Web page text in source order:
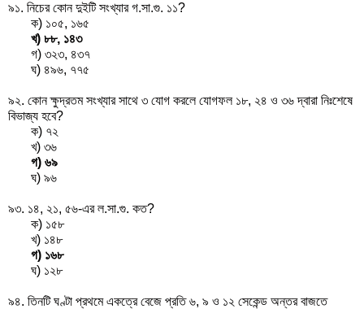
৯১. নিচের কোন দুইটি সংখ্যার গ.সা.গু. ১১?
ক) ১০৫, ১৬৫
খ) ৮৮, ১৪৩
গ) ৩২৩, ৪৩৭
ঘ) ৪৯৬, ৭৭৫
৯২. কোন ক্ষুদ্রতম সংখ্যার সাথে ৩ যোগ করলে যোগফল ১৮, ২৪ ও ৩৬ দ্বারা নিঃশেষে
বিভাজ্য হবে?
ক) ৭২
খ) ৩৬
গ) ৬৯
ঘ) ৯৬
৯৩. ১৪, ২১, ৫৬-এর ল.সা.গু. কত?
ক) ১৫৮
খ) ১৪৮
গ) ১৬৮
ঘ) ১২৮
৯৪. তিনটি ঘণ্টা প্রথমে একত্রে বেজে প্রতি ৬, ৯ ও ১২ সেকেন্ড অন্তর বাজতে